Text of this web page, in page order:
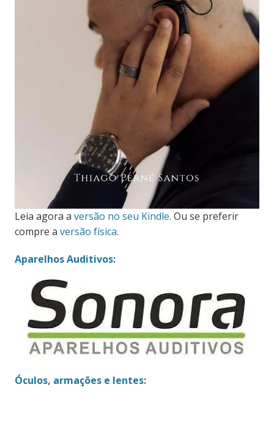
Leia agora a versão no seu Kindle. Ou se preferir
compre a versão física.
Aparelhos Auditivos:
Óculos, armações e lentes: